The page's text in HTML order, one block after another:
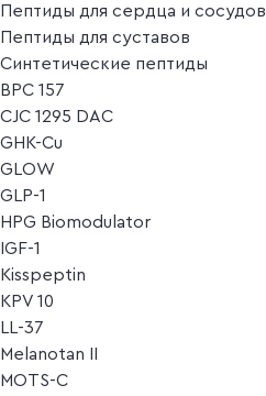
Пептиды для сердца и сосудов
Пептиды для суставов
Синтетические пептиды
BPC 157
CJC 1295 DAC
GHK-Cu
GLOW
GLP-1
HPG Biomodulator
IGF-1
Kisspeptin
KPV 10
LL-37
Melanotan II
MOTS-C